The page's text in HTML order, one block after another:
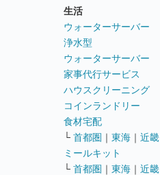
生活
ウォーターサーバー
浄水型
ウォーターサーバー
家事代行サービス
ハウスクリーニング
コインランドリー
食材宅配
└ 首都圏 ｜ 東海 ｜ 近畿
ミールキット
└ 首都圏 ｜ 東海 ｜ 近畿